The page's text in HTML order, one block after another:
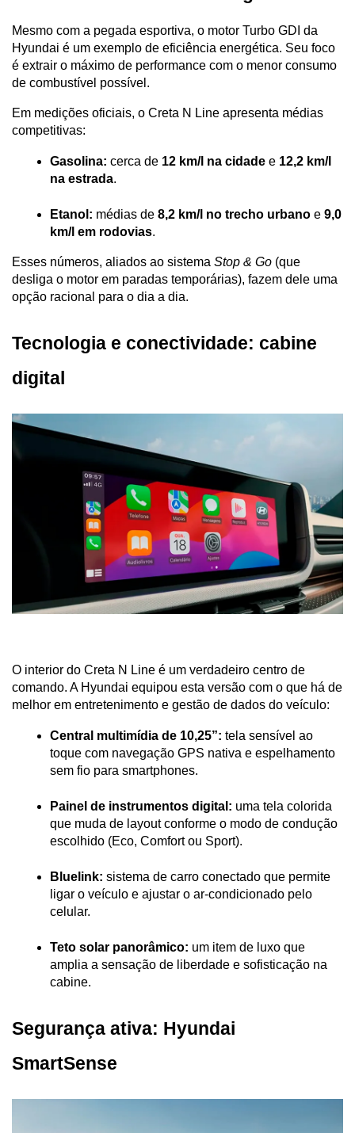
Mesmo com a pegada esportiva, o motor Turbo GDI da
Hyundai é um exemplo de eficiência energética. Seu foco
é extrair o máximo de performance com o menor consumo
de combustível possível.
Em medições oficiais, o Creta N Line apresenta médias
competitivas:
Gasolina: cerca de 12 km/l na cidade e 12,2 km/l
na estrada.
Etanol: médias de 8,2 km/l no trecho urbano e 9,0
km/l em rodovias.
Esses números, aliados ao sistema Stop & Go (que
desliga o motor em paradas temporárias), fazem dele uma
opção racional para o dia a dia.
Tecnologia e conectividade: cabine
digital
O interior do Creta N Line é um verdadeiro centro de
comando. A Hyundai equipou esta versão com o que há de
melhor em entretenimento e gestão de dados do veículo:
Central multimídia de 10,25”: tela sensível ao
toque com navegação GPS nativa e espelhamento
sem fio para smartphones.
Painel de instrumentos digital: uma tela colorida
que muda de layout conforme o modo de condução
escolhido (Eco, Comfort ou Sport).
Bluelink: sistema de carro conectado que permite
ligar o veículo e ajustar o ar-condicionado pelo
celular.
Teto solar panorâmico: um item de luxo que
amplia a sensação de liberdade e sofisticação na
cabine.
Segurança ativa: Hyundai
SmartSense